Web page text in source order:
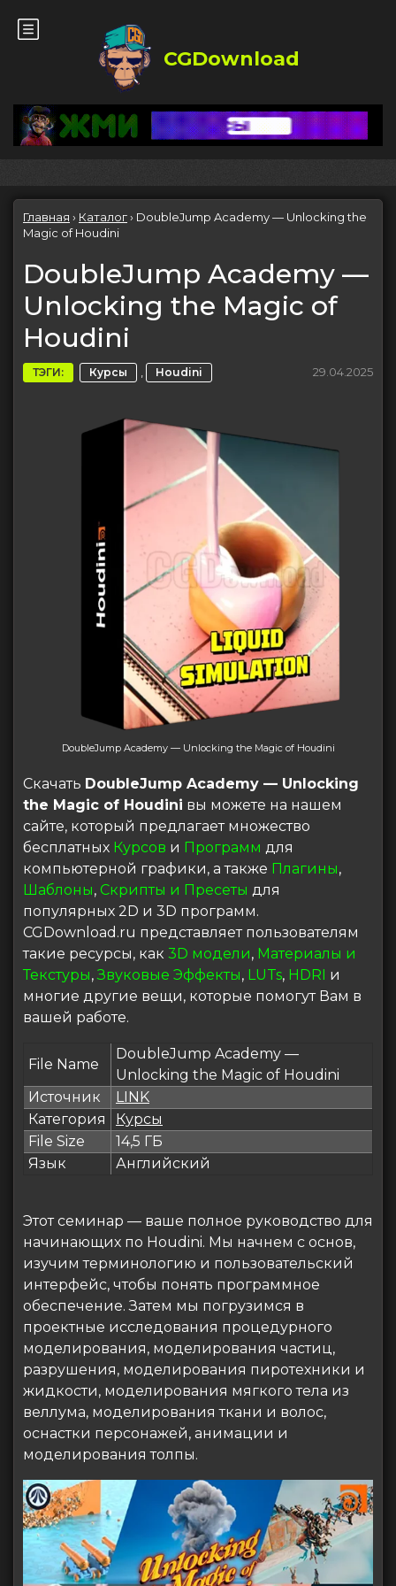
CGDownload
Главная › Каталог› DoubleJump Academy — Unlocking the
Magic of Houdini
DoubleJump Academy —
Unlocking the Magic of
Houdini
ТЭГИ: Курсы , Houdini 29.04.2025
DoubleJump Academy — Unlocking the Magic of Houdini
Скачать DoubleJump Academy — Unlocking
the Magic of Houdini вы можете на нашем
сайте, который предлагает множество
бесплатных Курсов и Программ для
компьютерной графики, а также Плагины,
Шаблоны, Скрипты и Пресеты для
популярных 2D и 3D программ.
CGDownload.ru представляет пользователям
такие ресурсы, как 3D модели, Материалы и
Текстуры,Звуковые Эффекты, LUTs, HDRI и
многие другие вещи, которые помогут Вам в
вашей работе.
File Name
DoubleJump Academy —
Unlocking the Magic of Houdini
Источник
LINK
Категория
Курсы
File Size
14,5 ГБ
Язык
Английский
Этот семинар — ваше полное руководство для
начинающих по Houdini. Мы начнем с основ,
изучим терминологию и пользовательский
интерфейс, чтобы понять программное
обеспечение. Затем мы погрузимся в
проектные исследования процедурного
моделирования, моделирования частиц,
разрушения, моделирования пиротехники и
жидкости, моделирования мягкого тела из
веллума, моделирования ткани и волос,
оснастки персонажей, анимации и
моделирования толпы.